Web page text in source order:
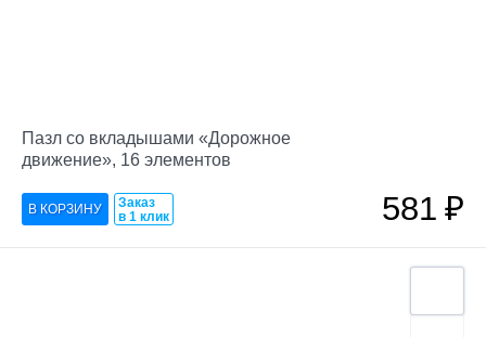
Пазл со вкладышами «Дорожное
движение», 16 элементов
Заказ
в 1 клик
581₽